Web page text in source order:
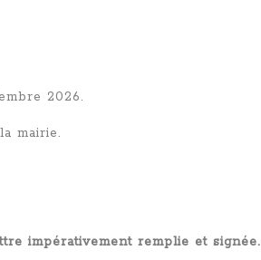
2026.
mairie.
impérativement remplie et signée.